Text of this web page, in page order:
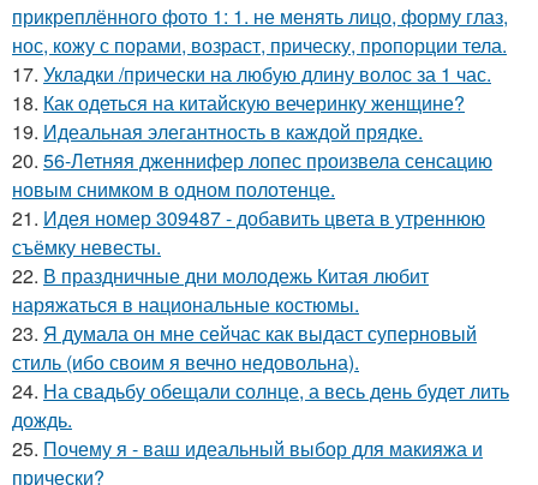
прикреплённого фото 1: 1. не менять лицо, форму глаз,
нос, кожу с порами, возраст, прическу, пропорции тела.
17. Укладки /прически на любую длину волос за 1 час.
18. Как одеться на китайскую вечеринку женщине?
19. Идеальная элегантность в каждой прядке.
20. 56-Летняя дженнифер лопес произвела сенсацию
новым снимком в одном полотенце.
21. Идея номер 309487 - добавить цвета в утреннюю
съёмку невесты.
22. В праздничные дни молодежь Китая любит
наряжаться в национальные костюмы.
23. Я думала он мне сейчас как выдаст суперновый
стиль (ибо своим я вечно недовольна).
24. На свадьбу обещали солнце, а весь день будет лить
дождь.
25. Почему я - ваш идеальный выбор для макияжа и
прически?